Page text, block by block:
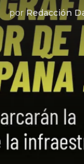
porRedacción